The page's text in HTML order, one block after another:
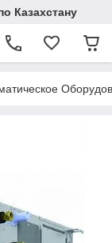
Казахстану